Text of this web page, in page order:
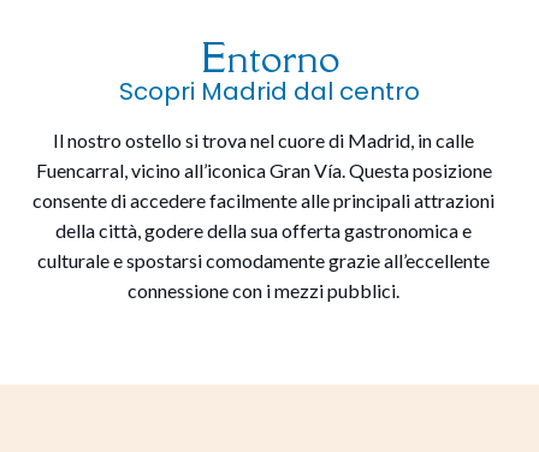
Entorno
Scopri Madrid dal centro
Il nostro ostello si trova nel cuore di Madrid, in calle
Fuencarral, vicino all’iconica Gran Vía. Questa posizione
consente di accedere facilmente alle principali attrazioni
della città, godere della sua offerta gastronomica e
culturale e spostarsi comodamente grazie all’eccellente
connessione con i mezzi pubblici.